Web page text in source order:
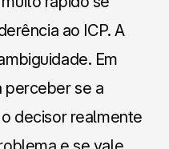
ao ICP. A
Em
perceber se a
decisor realmente